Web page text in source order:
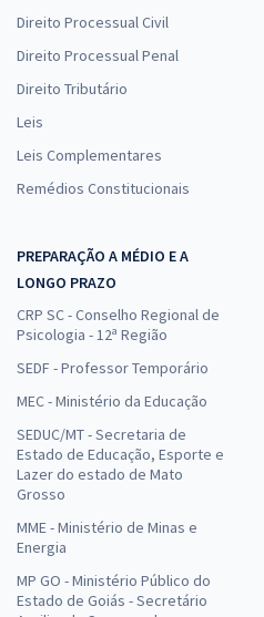
Direito Processual Civil
Direito Processual Penal
Direito Tributário
Leis
Leis Complementares
Remédios Constitucionais
PREPARAÇÃO A MÉDIO E A
LONGO PRAZO
CRP SC - Conselho Regional de
Psicologia - 12ª Região
SEDF - Professor Temporário
MEC - Ministério da Educação
SEDUC/MT - Secretaria de
Estado de Educação, Esporte e
Lazer do estado de Mato
Grosso
MME - Ministério de Minas e
Energia
MP GO - Ministério Público do
Estado de Goiás - Secretário